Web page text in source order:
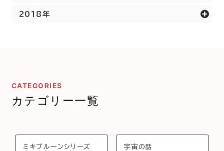
2018年
CATEGORIES
カテゴリー一覧
ミキプルーンシリーズ 宇宙の話